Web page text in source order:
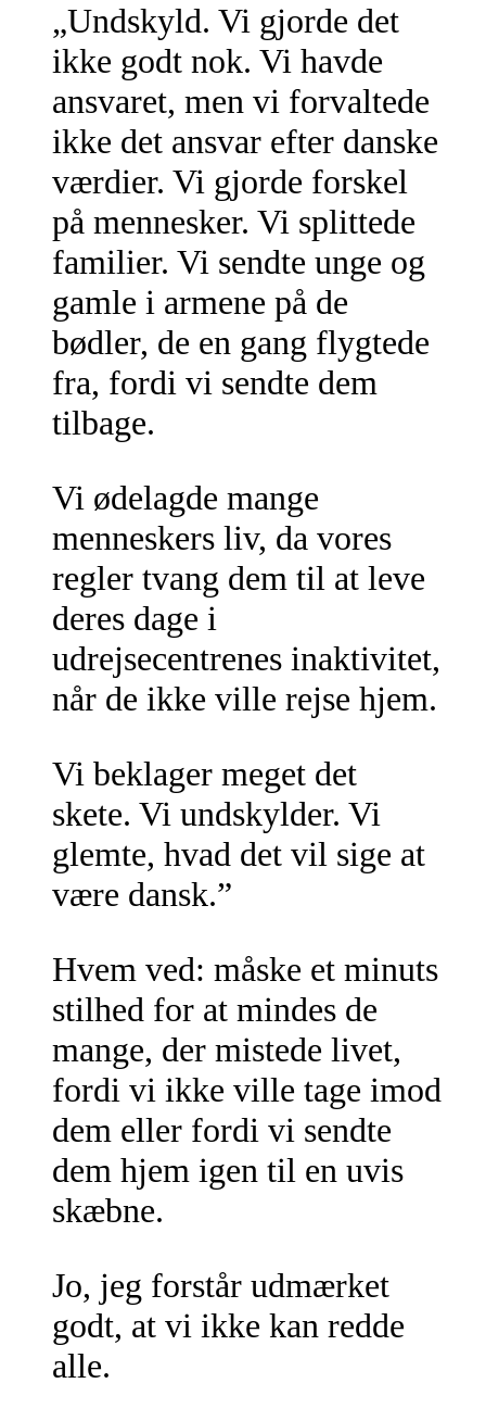
„Undskyld. Vi gjorde det
ikke godt nok. Vi havde
ansvaret, men vi forvaltede
ikke det ansvar efter danske
værdier. Vi gjorde forskel
på mennesker. Vi splittede
familier. Vi sendte unge og
gamle i armene på de
bødler, de en gang flygtede
fra, fordi vi sendte dem
tilbage.
Vi ødelagde mange
menneskers liv, da vores
regler tvang dem til at leve
deres dage i
udrejsecentrenes inaktivitet,
når de ikke ville rejse hjem.
Vi beklager meget det
skete. Vi undskylder. Vi
glemte, hvad det vil sige at
være dansk.”
Hvem ved: måske et minuts
stilhed for at mindes de
mange, der mistede livet,
fordi vi ikke ville tage imod
dem eller fordi vi sendte
dem hjem igen til en uvis
skæbne.
Jo, jeg forstår udmærket
godt, at vi ikke kan redde
alle.